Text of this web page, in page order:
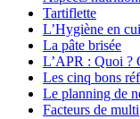
Tartiflette
L’Hygiène en
La pâte brisée
L’APR : Quoi ?
Les cinq bons
Le planning de
Facteurs de